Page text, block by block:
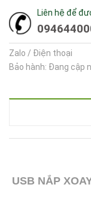
Liên hệ để
Zalo / Điện thoại
Bảo hành: Đang cập
USB NẮP